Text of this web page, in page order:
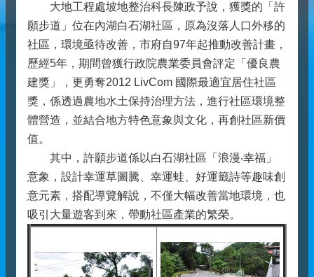
大地工程處坡地整治科長陳政予說，獲獎的「許
願步道」位在內湖白石湖社區，原為沒落人口外移的
社區，環境亟待改善，市府自97年起推動改善計畫，
歷經5年，期間曾獲行政院農業委員會評定「優良農
建獎」，更勇奪2012 LivCom 國際最適宜居住社區
獎，係透過農地水土保持治理方法，進行社區環境整
體營造，並結合地方特色意象與文化，再創社區新價
值。
其中，許願步道係以白石湖社區「浪漫‧幸福」
意象，設計幸運草圖騰、幸運蛙、好運籤詩等趣味創
意元素，搭配導覽解說，不僅大幅改善當地環境，也
吸引大量遊客到來，帶動社區產業的繁榮。